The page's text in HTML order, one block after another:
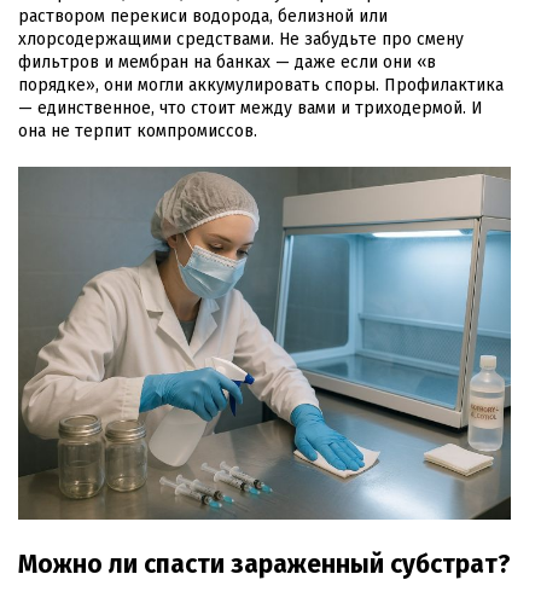
раствором перекиси водорода, белизной или
хлорсодержащими средствами. Не забудьте про смену
фильтров и мембран на банках — даже если они «в
порядке», они могли аккумулировать споры. Профилактика
— единственное, что стоит между вами и триходермой. И
она не терпит компромиссов.
Можно ли спасти зараженный субстрат?